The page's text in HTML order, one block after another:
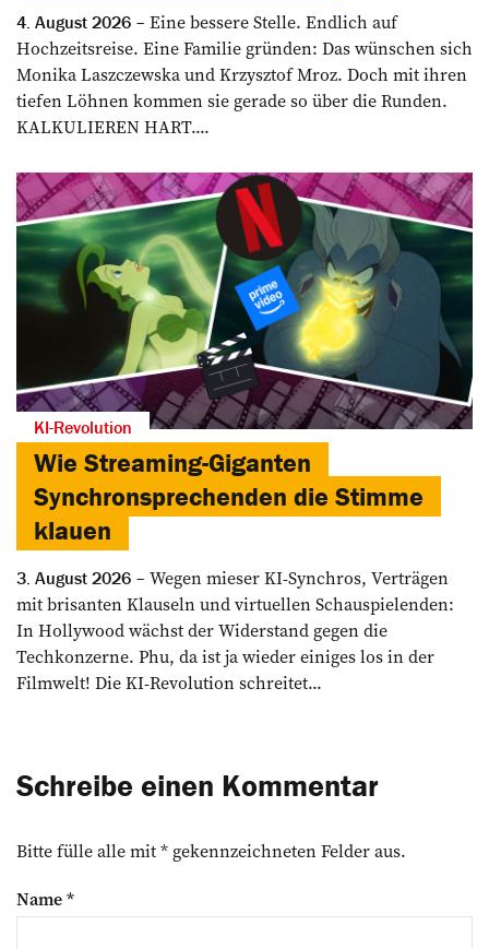
4. August 2026
Eine bessere Stelle. Endlich auf
Hochzeitsreise. Eine Familie gründen: Das wünschen sich
Monika Laszczewska und Krzysztof Mroz. Doch mit ihren
tiefen Löhnen kommen sie gerade so über die Runden.
KALKULIEREN HART....
KI-Revolution
Wie Streaming-Giganten
Synchronsprechenden die Stimme
klauen
3. August 2026
Wegen mieser KI-Synchros, Verträgen
mit brisanten Klauseln und virtuellen Schauspielenden:
In Hollywood wächst der Widerstand gegen die
Techkonzerne. Phu, da ist ja wieder einiges los in der
Filmwelt! Die KI-Revolution schreitet...
Schreibe einen Kommentar
Bitte fülle alle mit * gekennzeichneten Felder aus.
Name*